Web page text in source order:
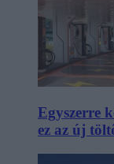
Egyszerre
ez az új